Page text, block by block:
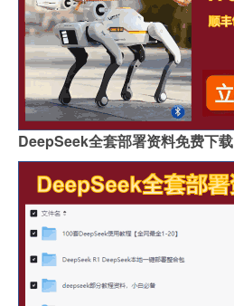
DeepSeek全套部署资料免费下载